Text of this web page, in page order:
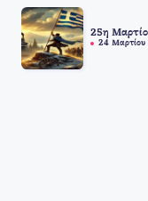
25η
24 Μαρτίου